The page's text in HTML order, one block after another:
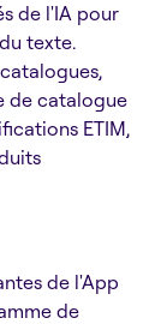
de l'IA pour
texte.
de catalogue
ETIM,
de l'App
de